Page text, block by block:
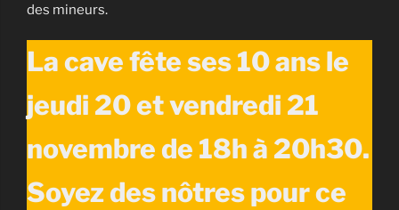
des mineurs.
La cave fête ses 10 ans le
jeudi 20 et vendredi 21
novembre de 18h à 20h30.
Soyez des nôtres pour ce